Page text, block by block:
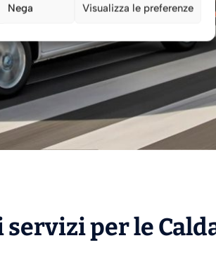
Nega Visualizza le preferenze
servizi per le